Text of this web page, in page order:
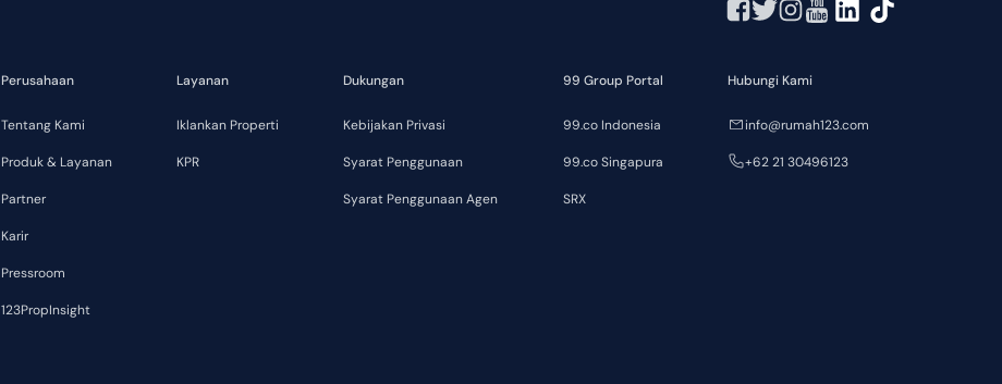
Perusahaan
Tentang Kami
Produk & Layanan
Partner
Karir
Pressroom
123PropInsight
Layanan
Iklankan Properti
KPR
Dukungan
Kebijakan Privasi
Syarat Penggunaan
Syarat Penggunaan Agen
99 Group Portal
99.co Indonesia
99.co Singapura
SRX
Hubungi Kami
info@rumah123.com
+62 21 30496123